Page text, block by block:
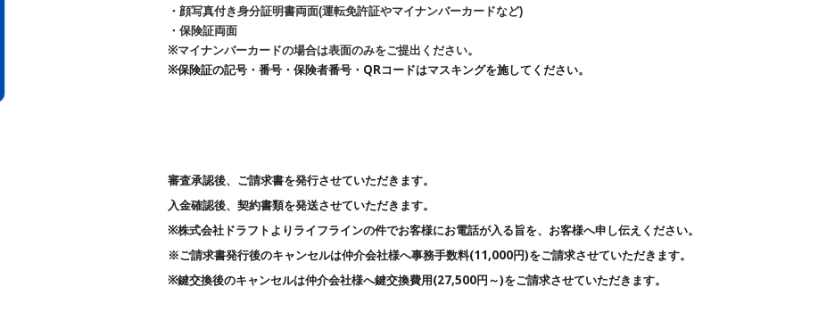
・顔写真付き身分証明書両面(運転免許証やマイナンバーカードなど)
・保険証両面
※マイナンバーカードの場合は表面のみをご提出ください。
※保険証の記号・番号・保険者番号・QRコードはマスキングを施してください。
審査承認後、ご請求書を発行させていただきます。
入金確認後、契約書類を発送させていただきます。
※株式会社 ドラフトよりライフラインの件でお客様にお電話が入る旨を、お客様へ申し伝えください。
※ご請求書発行後のキャンセルは仲介会社様へ事務手数料(11,000円)をご請求させていただきます。
※鍵交換後のキャンセルは仲介会社様へ鍵交換費用(27,500円～)をご請求させていただきます。